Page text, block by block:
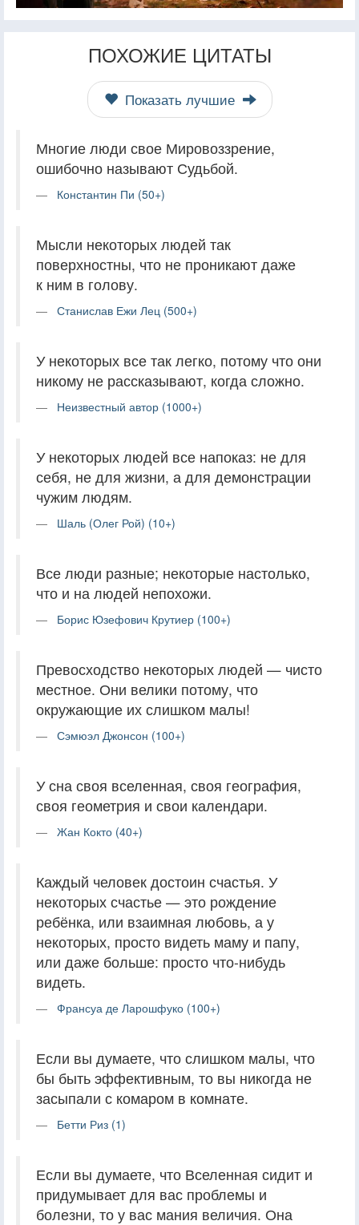
ПОХОЖИЕ ЦИТАТЫ
Показать лучшие
Многие люди свое Мировоззрение,
ошибочно называют Судьбой.
Константин Пи (50+)
Мысли некоторых людей так
поверхностны, что не проникают даже
к ним в голову.
Станислав Ежи Лец (500+)
У некоторых все так легко, потому что они
никому не рассказывают, когда сложно.
Неизвестный автор (1000+)
У некоторых людей все напоказ: не для
себя, не для жизни, а для демонстрации
чужим людям.
Шаль (Олег Рой) (10+)
Все люди разные; некоторые настолько,
что и на людей непохожи.
Борис Юзефович Крутиер (100+)
Превосходство некоторых людей — чисто
местное. Они велики потому, что
окружающие их слишком малы!
Сэмюэл Джонсон (100+)
У сна своя вселенная, своя география,
своя геометрия и свои календари.
Жан Кокто (40+)
Каждый человек достоин счастья. У
некоторых счастье — это рождение
ребёнка, или взаимная любовь, а у
некоторых, просто видеть маму и папу,
или даже больше: просто что-нибудь
видеть.
Франсуа де Ларошфуко (100+)
Если вы думаете, что слишком малы, что
бы быть эффективным, то вы никогда не
засыпали с комаром в комнате.
Бетти Риз (1)
Если вы думаете, что Вселенная сидит и
придумывает для вас проблемы и
болезни, то у вас мания величия. Она